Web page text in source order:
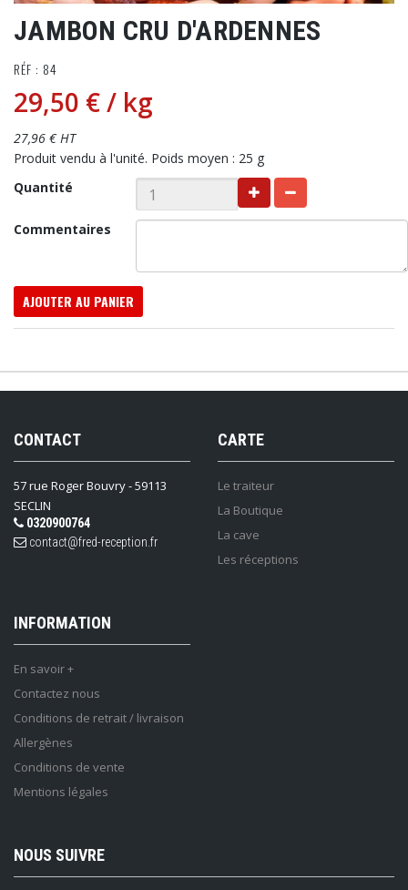
JAMBON CRU D'ARDENNES
RÉF : 84
29,50 €/ kg
27,96 € HT
Produit vendu à l'unité. Poids moyen : 25 g
Quantité
Commentaires
AJOUTER AU PANIER
CONTACT
57 rue Roger Bouvry - 59113
SECLIN
0320900764
contact@fred-reception.fr
CARTE
Le traiteur
La Boutique
La cave
Les réceptions
INFORMATION
En savoir +
Contactez nous
Conditions de retrait / livraison
Allergènes
Conditions de vente
Mentions légales
NOUS SUIVRE